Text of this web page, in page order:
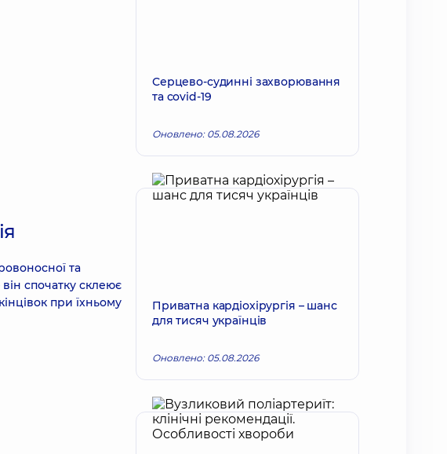
та
спочатку склеює
при їхньому
Серцево-судинні захворювання
та covid-19
Оновлено: 05.08.2026
Приватна кардіохірургія – шанс
для тисяч українців
Оновлено: 05.08.2026